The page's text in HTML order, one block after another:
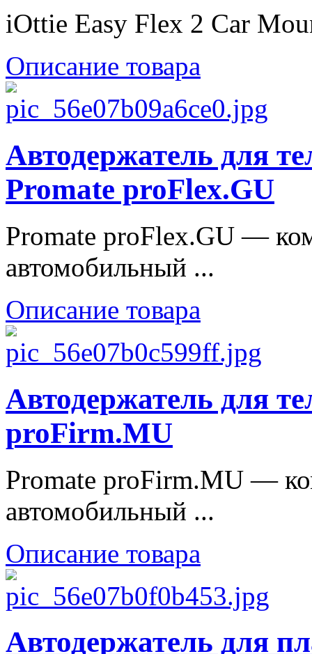
iOttie Easy Flex 2 Car
Описание товара
Автодержатель для
Promate proFlex.GU
Promate proFlex.GU —
автомобильный ...
Описание товара
Автодержатель для
proFirm.MU
Promate proFirm.MU —
автомобильный ...
Описание товара
Автодержатель для